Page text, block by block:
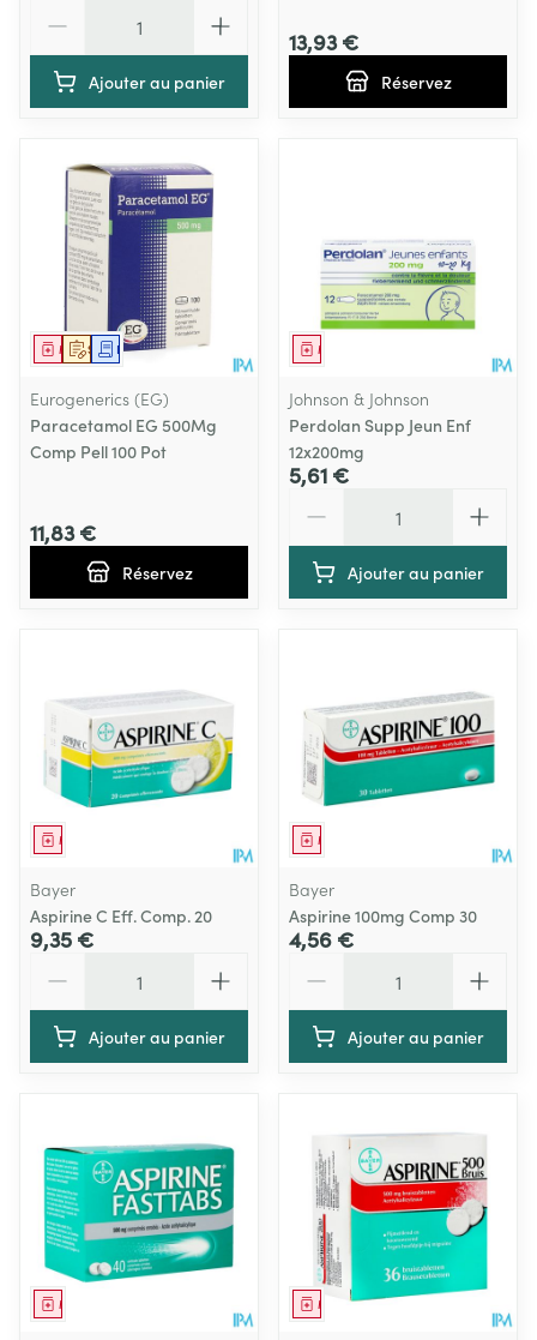
Ajouter au panier
13,93 €
Réservez
Sur prescription
MédicamentDemande écrite
Eurogenerics (EG)
Paracetamol EG 500Mg
Comp Pell 100 Pot
11,83 €
Réservez
Médicament
Johnson & Johnson
Perdolan Supp Jeun Enf
12x200mg
5,61 €
Ajouter au panier
Médicament
Bayer
Aspirine C Eff. Comp. 20
9,35 €
Ajouter au panier
Médicament
Bayer
Aspirine 100mg Comp 30
4,56 €
Ajouter au panier
Médicament Médicament